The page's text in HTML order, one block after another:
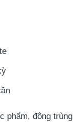
đông